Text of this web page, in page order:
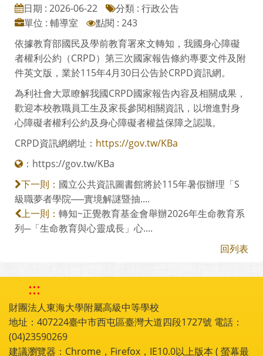
日期 : 2026-06-22
分類 : 行政公告
單位 : 輔導室
點閱 : 243
依據教育部國民及學前教育署來文轉知，我國身心障礙
者權利公約（CRPD）第三次國家報告條約專要文件及附
件英文版，業於115年4月30日公告於CRPD資訊網。
為利社會大眾瞭解我國CRPD國家報告內容及相關成果，
歡迎本校教職員工生及家長參閱相關資訊，以增進對身
心障礙者權利公約及身心障礙者權益保障之認識。
CRPD資訊網網址： https://gov.tw/KBa
： https://gov.tw/KBa
下一則： 國立公共資訊圖書館將於115年暑假辦理「S
級職夢者學院──實境解謎暨抽....
上一則： 轉知~正覺教育基金會舉辦2026年生命教育系
列─「生命教育與心靈成長」心....
回列表
:::
財團法人東海大學附屬高級中等學校
地址：407224臺中市西屯區臺灣大道四段1727號 電話：
(04)23590269
建議瀏覽器：Chrome，Firefox，IE10.0以上版本 ( 螢幕最